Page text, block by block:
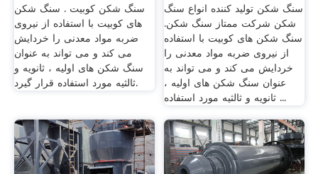
سنگ شکن کوبیت . سنگ شکن
های کوبیت با استفاده از نیروی
ضربه مواد معدنی را خردایش
می کند و می تواند به عنوان
سنگ شکن های اولیه ، ثانویه و
ثالثیه مورد استفاده قرار گیرد.
سنگ شکن تولید کننده انواع سنگ
شکن شرکت ممتاز سنگ شکن.
سنگ شکن های کوبیت با استفاده
از نیروی ضربه مواد معدنی را
خردایش می کند و می تواند به
عنوان سنگ شکن های اولیه ،
ثانویه و ثالثیه مورد استفاده ...